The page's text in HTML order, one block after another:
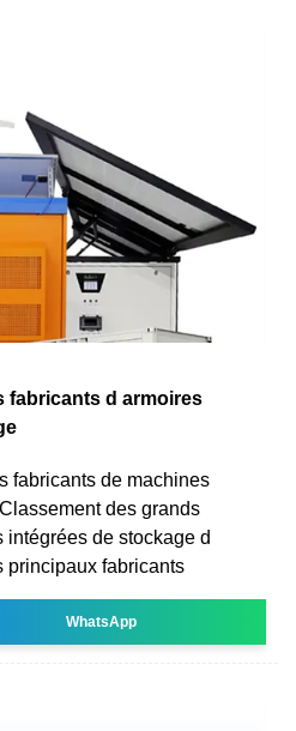
fabricants d armoires
fabricants de machines
des grands
de stockage d
principaux fabricants
WhatsApp